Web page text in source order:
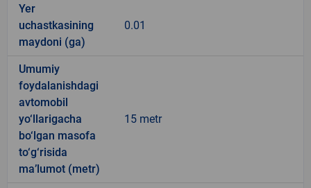
Yer
uchastkasining
maydoni (ga)
0.01
Umumiy
foydalanishdagi
avtomobil
yo‘llarigacha
bo‘lgan masofa
to‘g‘risida
ma’lumot (metr)
15 metr